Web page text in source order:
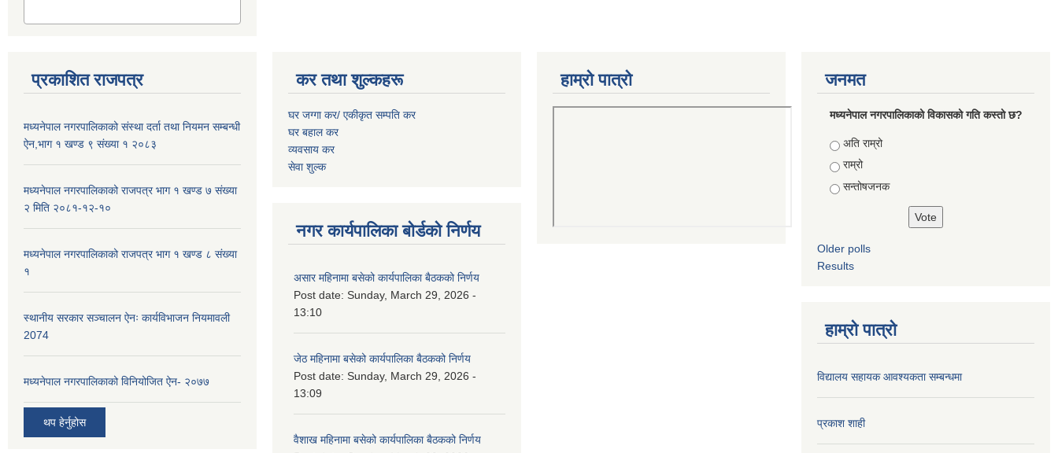
प्रकाशित राजपत्र
मध्यनेपाल नगरपालिकाको संस्था दर्ता तथा नियमन सम्बन्धी
ऐन,भाग १ खण्ड ९ संख्या १ २०८३
मध्यनेपाल नगरपालिकाको राजपत्र भाग १ खण्ड ७ संख्या
२ मिति २०८१-१२-१०
मध्यनेपाल नगरपालिकाको राजपत्र भाग १ खण्ड ८ संख्या
१
स्थानीय सरकार सञ्चालन ऐनः कार्यविभाजन नियमावली
2074
मध्यनेपाल नगरपालिकाको विनियोजित ऐन- २०७७
थप हेर्नुहोस
कर तथा शुल्कहरू
घर जग्गा कर/ एकीकृत सम्पति कर
घर बहाल कर
व्यवसाय कर
सेवा शुल्क
नगर कार्यपालिका बोर्डको निर्णय
असार महिनामा बसेको कार्यपालिका बैठकको निर्णय
Post date: Sunday, March 29, 2026 -
13:10
जेठ महिनामा बसेको कार्यपालिका बैठकको निर्णय
Post date: Sunday, March 29, 2026 -
13:09
वैशाख महिनामा बसेको कार्यपालिका बैठकको निर्णय
हाम्रो पात्रो जनमत
मध्यनेपाल नगरपालिकाको विकासको गति कस्तो छ?
Choices
अति राम्रो
राम्रो
सन्तोषजनक
Older polls
Results
हाम्रो पात्रो
विद्यालय सहायक आवश्यकता सम्बन्धमा
प्रकाश शाही